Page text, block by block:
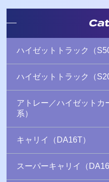
ハイゼットトラック（
ハイゼットトラック（
アトレー／ハイゼットカ
系）
キャリイ（DA16T）
スーパーキャリイ（